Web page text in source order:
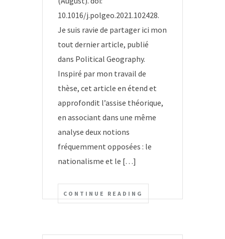
10.1016/j.polgeo.2021.102428.
Je suis ravie de partager ici mon
tout dernier article, publié
dans Political Geography.
Inspiré par mon travail de
thèse, cet article en étend et
approfondit l’assise théorique,
en associant dans une même
analyse deux notions
fréquemment opposées : le
nationalisme et le […]
CONTINUE READING